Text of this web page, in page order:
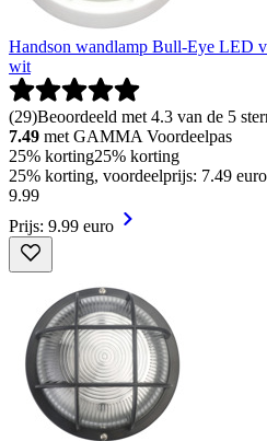
Handson wandlamp Bull-Eye LED
wit
(29)Beoordeeld met 4.3 van de 5
7.49 met GAMMA Voordeelpas
25% korting25% korting
25% korting, voordeelprijs: 7.49
9.99
Prijs: 9.99 euro